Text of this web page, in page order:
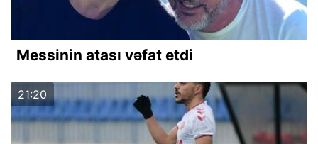
Messinin atası vəfat etdi
21:20